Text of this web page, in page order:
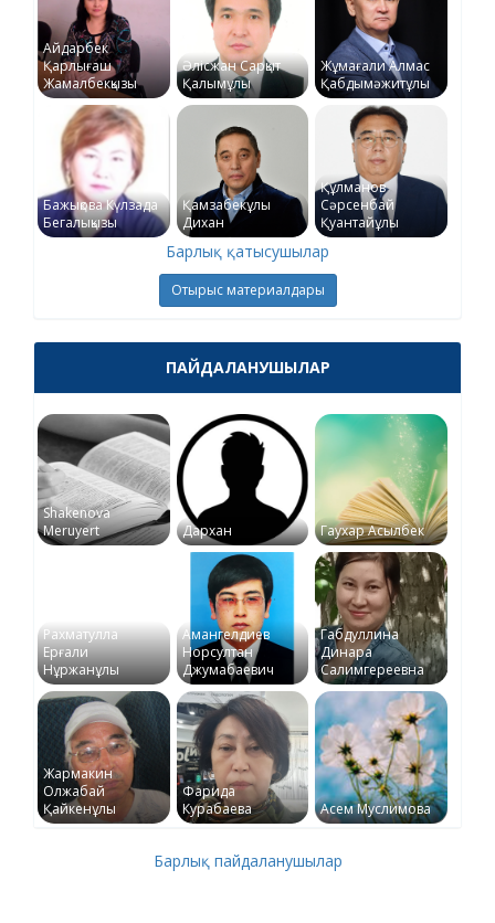
Айдарбек
Қарлығаш
Жамалбекқызы
Әлісжан Сарқыт
Қалымұлы
Жұмағали Алмас
Қабдымәжитұлы
Бажықова Күлзада
Бегалықызы
Қамзабекұлы
Дихан
Құлманов
Сәрсенбай
Қуантайұлы
Барлық қатысушылар
Отырыс материалдары
ПАЙДАЛАНУШЫЛАР
Shakenova
Meruyert
Дархан Гаухар Асылбек
Рахматулла
Ерғали
Нұржанұлы
Амангелдиев
Норсултан
Джумабаевич
Габдуллина
Динара
Салимгереевна
Жармакин
Олжабай
Қайкенұлы
Фарида
Курабаева
Асем Муслимова
Барлық пайдаланушылар